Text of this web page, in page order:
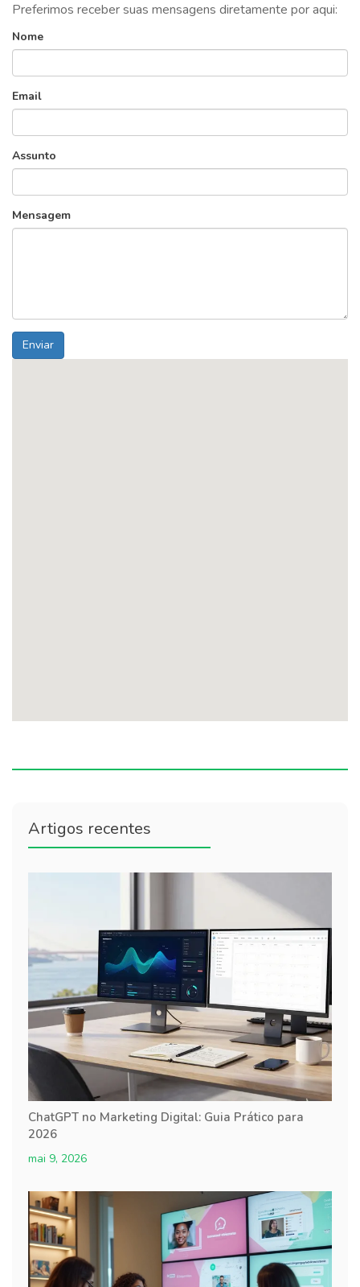
Preferimos receber suas mensagens diretamente por aqui:
Nome
Email
Assunto
Mensagem
Enviar
Artigos recentes
ChatGPT no Marketing Digital: Guia Prático para
2026
mai 9, 2026